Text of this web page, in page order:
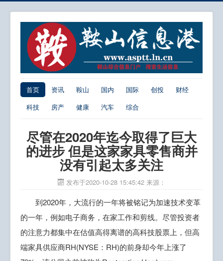
首页 资讯 鞍山 国内 国际 创投
财经
科技
房产 健康 汽车 综合
尽管在2020年迄今取得了巨大
的进步 但是这家家具零售商并
没有引起太多关注
发布于2020-10-28 15:45:42 来源：
到2020年，大流行的一年将被铭记为加速技术变革
的一年，例如电子商务，在家工作和剪线。尽管投资者
的注意力都集中在估值高得离谱的高科技股票上，但高
端家具供应商RH(NYSE：RH)的前身却今年上涨了